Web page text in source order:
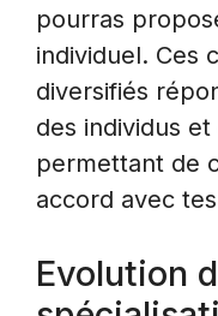
pourras
individuel. Ces
diversifiés
des individus
permettant de
accord avec
Evolution